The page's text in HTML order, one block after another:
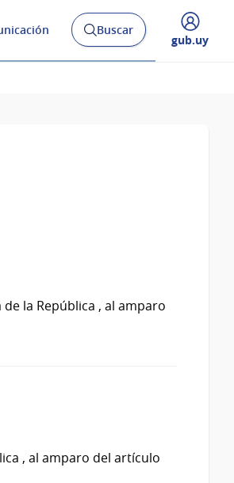
AbrirBuscar
Desplegar
gub.uy
la República , al amparo
, al amparo del artículo